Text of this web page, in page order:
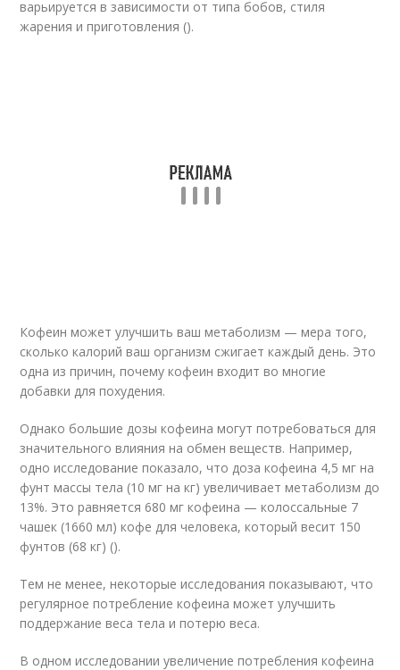
варьируется в зависимости от типа бобов, стиля
жарения и приготовления ().
Кофеин может улучшить ваш метаболизм — мера того,
сколько калорий ваш организм сжигает каждый день. Это
одна из причин, почему кофеин входит во многие
добавки для похудения.
Однако большие дозы кофеина могут потребоваться для
значительного влияния на обмен веществ. Например,
одно исследование показало, что доза кофеина 4,5 мг на
фунт массы тела (10 мг на кг) увеличивает метаболизм до
13%. Это равняется 680 мг кофеина — колоссальные 7
чашек (1660 мл) кофе для человека, который весит 150
фунтов (68 кг) ().
Тем не менее, некоторые исследования показывают, что
регулярное потребление кофеина может улучшить
поддержание веса тела и потерю веса.
В одном исследовании увеличение потребления кофеина